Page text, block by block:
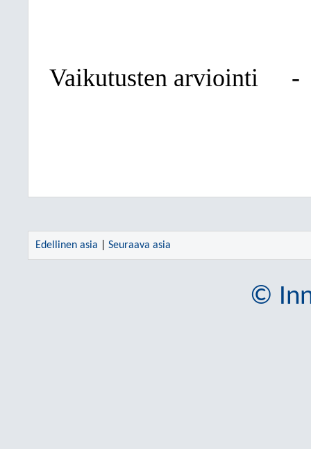
Vaikutusten arviointi -
Edellinen asia Seuraava asia
©